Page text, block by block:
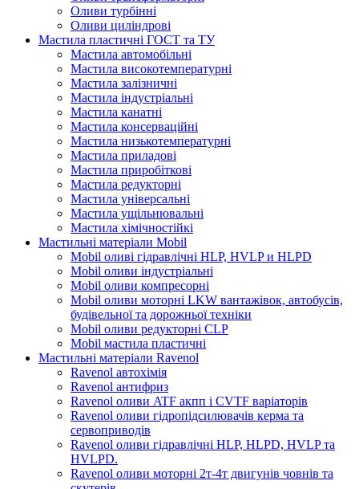
Оливи турбінні
Оливи циліндрові
Мастила пластичні ГОСТ та ТУ
Мастила автомобільні
Мастила високотемпературні
Мастила залізничні
Мастила індустріальні
Мастила канатні
Мастила консерваційні
Мастила низькотемпературні
Мастила приладові
Мастила приробіткові
Мастила редукторні
Мастила універсальні
Мастила ущільнювальні
Мастила хімічностійкі
Мастильні матеріали Mobil
Mobil оливі гідравлічні HLP, HVLP и HLPD
Mobil оливи індустріальні
Mobil оливи компресорні
Mobil оливи моторні LKW вантажівок, автобусів,
будівельної та дорожньої техніки
Mobil оливи редукторні CLP
Mobil мастила пластичні
Мастильні матеріали Ravenol
Ravenol автохімія
Ravenol антифриз
Ravenol оливи ATF акпп і CVTF варіаторів
Ravenol оливи гідропідсилювачів керма та
сервоприводів
Ravenol оливи гідравлічні HLP, HLPD, HVLP та
HVLPD.
Ravenol оливи моторні 2т-4т двигунів човнів та